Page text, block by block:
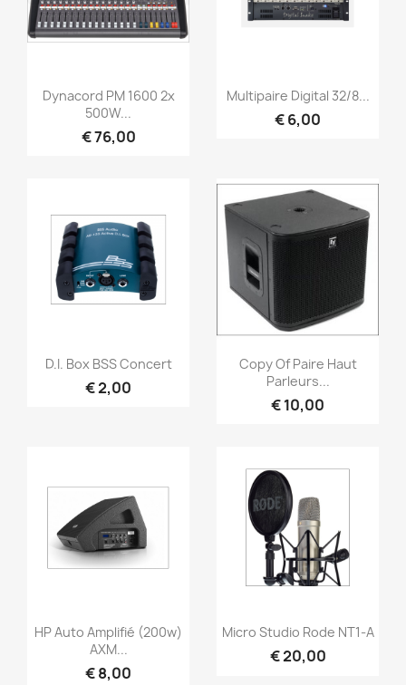
Snel bekijken
Dynacord PM 1600 2x
500W...
€ 76,00
Snel bekijken
Multipaire Digital 32/8...
€ 6,00
Snel bekijken
D.I. Box BSS Concert
€ 2,00
Snel bekijken
Copy Of Paire Haut
Parleurs...
€ 10,00
Snel bekijken
HP Auto Amplifié (200w)
AXM...
€ 8,00
Snel bekijken
Micro Studio Rode NT1-A
€ 20,00